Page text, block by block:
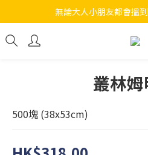
江帆天楊
無論大人小朋友都會搵
江帆天楊
叢林
500塊 (38x53cm)